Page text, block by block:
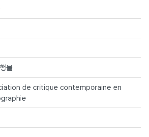
물
de critique contemporaine en